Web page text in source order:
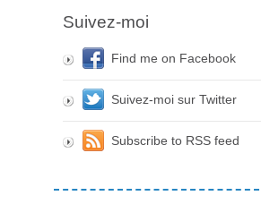
Suivez-moi
Find me on Facebook
Suivez-moi sur Twitter
Subscribe to RSS feed